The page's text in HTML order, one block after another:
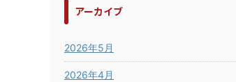
アーカイブ
2026年5月
2026年4月